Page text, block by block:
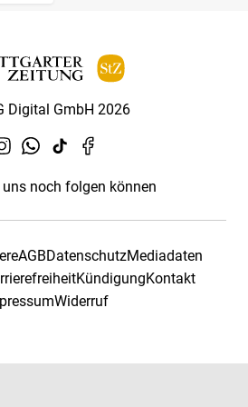
Digital GmbH 2026
uns noch folgen können
AGBDatenschutzMediadaten
KündigungKontakt
Widerruf